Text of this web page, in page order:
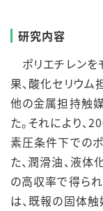
研究内容
ポリエチレンを
果、酸化セリウ
他の金属担持触
た。それにより、
素圧条件下での
た、潤滑油、液
の高収率で得ら
は、既報の固体触